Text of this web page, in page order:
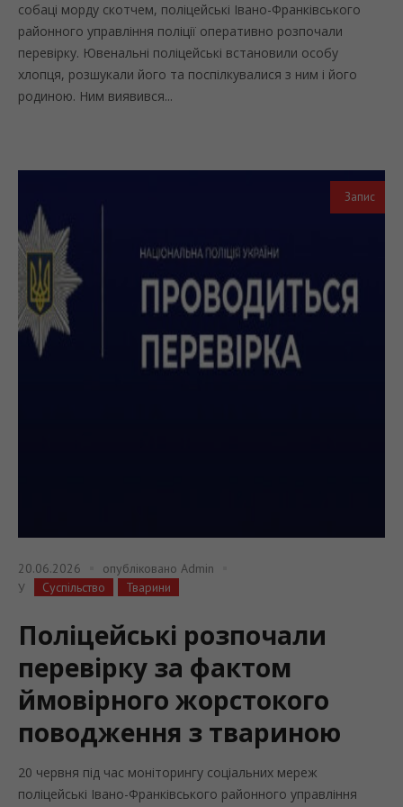
собаці морду скотчем, поліцейські Івано-Франківського
районного управління поліції оперативно розпочали
перевірку. Ювенальні поліцейські встановили особу
хлопця, розшукали його та поспілкувалися з ним і його
родиною. Ним виявився...
Запис
20.06.2026 опубліковано Admin
У
Суспільство Тварини
Поліцейські розпочали
перевірку за фактом
ймовірного жорстокого
поводження з твариною
20 червня під час моніторингу соціальних мереж
поліцейські Івано-Франківського районного управління